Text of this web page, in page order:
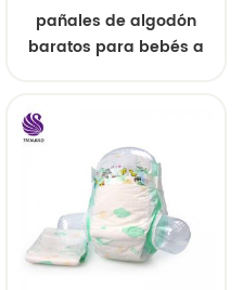
pañales de algodón
baratos para bebés a